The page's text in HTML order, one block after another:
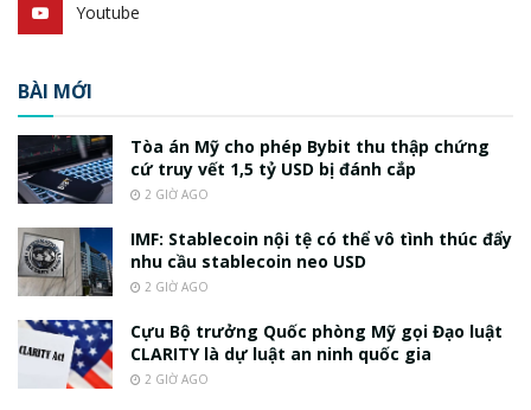
Youtube
BÀI MỚI
Tòa án Mỹ cho phép Bybit thu thập chứng
cứ truy vết 1,5 tỷ USD bị đánh cắp
2 GIỜ AGO
IMF: Stablecoin nội tệ có thể vô tình thúc đẩy
nhu cầu stablecoin neo USD
2 GIỜ AGO
Cựu Bộ trưởng Quốc phòng Mỹ gọi Đạo luật
CLARITY là dự luật an ninh quốc gia
2 GIỜ AGO